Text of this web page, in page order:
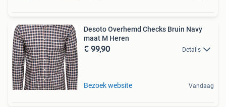
Desoto Overhemd Checks Bruin Navy
maat M Heren
€ 99,90 Details
Bezoek website Vandaag